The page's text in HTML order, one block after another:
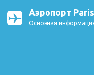
Аэропорт
Основная